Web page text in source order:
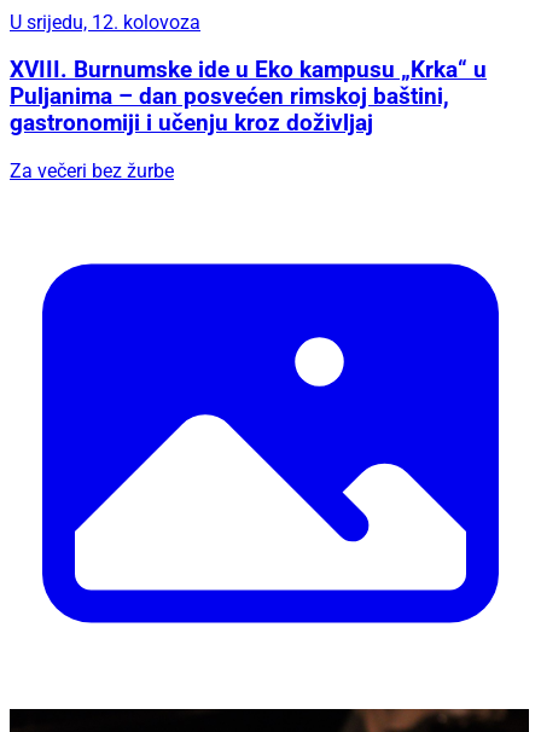
U srijedu, 12. kolovoza
XVIII. Burnumske ide u Eko kampusu „Krka“ u
Puljanima – dan posvećen rimskoj baštini,
gastronomiji i učenju kroz doživljaj
Za večeri bez žurbe